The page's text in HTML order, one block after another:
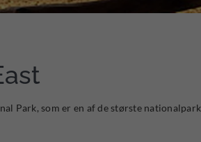
Park, som er en af de største